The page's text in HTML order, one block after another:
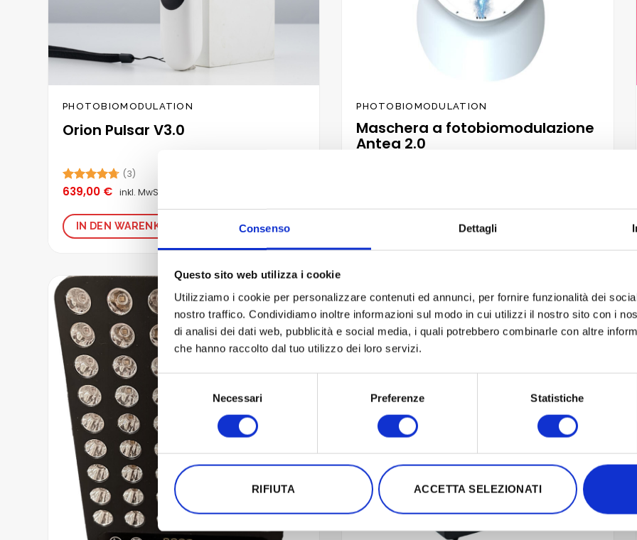
Consenso Dettagli
Questo sito web utilizza i cookie
Utilizziamo i cookie per personalizzare contenuti ed annunci, per fornire funzionalità dei
nostro traffico. Condividiamo inoltre informazioni sul modo in cui utilizzi il nostro sito con i
di analisi dei dati web, pubblicità e social media, i quali potrebbero combinarle con altre
che hanno raccolto dal tuo utilizzo dei loro servizi.
Selezione
del
consenso
Necessari Preferenze Statistiche
RIFIUTA ACCETTA SELEZIONATI
PHOTOBIOMODULATION
Orion Pulsar V3.0
Bewertet
von 5
(3)
639,00 € inkl. MwSt.
IN DEN WARENKORB
PHOTOBIOMODULATION
Maschera a fotobiomodulazione
Antea 2.0
von 5
IN DEN WARENKORB
Zur
Wunschliste
hinzufügen
Zur
Wunschliste
hinzufügen